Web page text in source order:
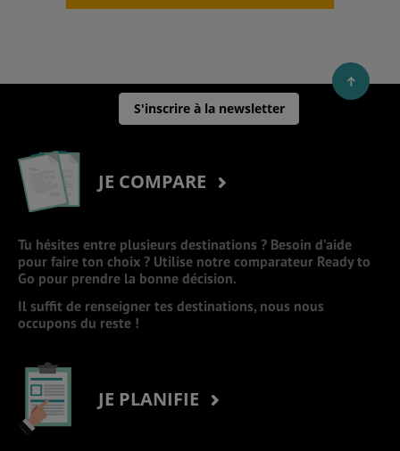
S'inscrire à la newsletter
JE COMPARE
Tu hésites entre plusieurs destinations ? Besoin d’aide
pour faire ton choix ? Utilise notre comparateur Ready to
Go pour prendre la bonne décision.
Il suffit de renseigner tes destinations, nous nous
occupons du reste !
JE PLANIFIE